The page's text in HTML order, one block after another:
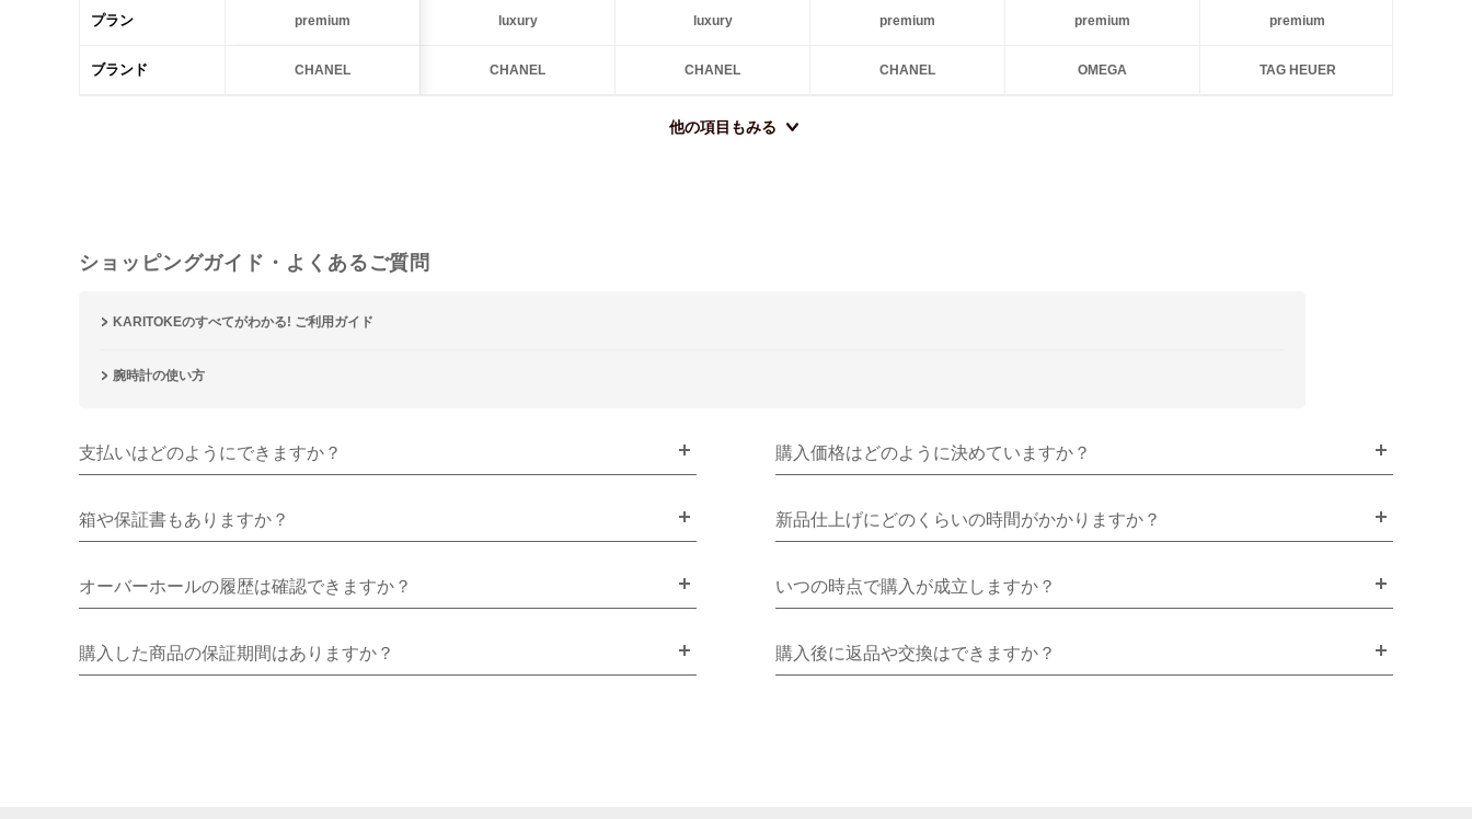
プラン premium luxury luxury premium premium premium
ブランド CHANEL CHANEL CHANEL CHANEL OMEGA TAG HEUER
他の項目もみる
ショッピングガイド・よくあるご質問
KARITOKEのすべてがわかる! ご利用ガイド
腕時計の使い方
支払いはどのようにできますか？ 購入価格はどのように決めていますか？
箱や保証書もありますか？ 新品仕上げにどのくらいの時間がかかりますか？
オーバーホールの履歴は確認できますか？ いつの時点で購入が成立しますか？
購入した商品の保証期間はありますか？ 購入後に返品や交換はできますか？